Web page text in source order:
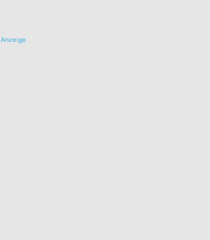
Anzeige